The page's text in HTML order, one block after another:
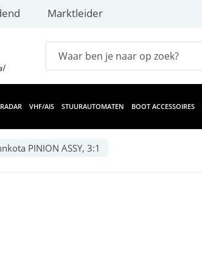
Marktleider
RADAR VHF/AIS STUURAUTOMATEN BOOT ACCESSOIRES
PINION ASSY, 3:1